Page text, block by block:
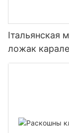
Італьянская
ложак
віл